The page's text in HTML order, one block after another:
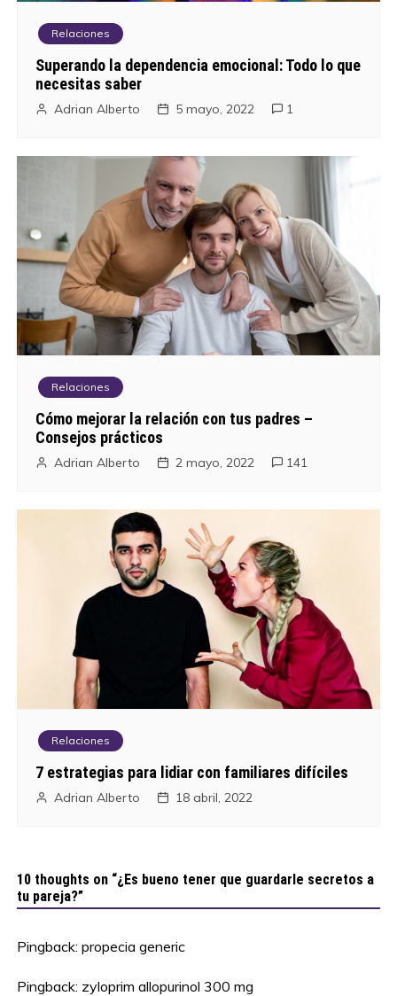
Relaciones
Superando la dependencia emocional: Todo lo que
necesitas saber
Adrian Alberto 5 mayo, 2022 1
Relaciones
Cómo mejorar la relación con tus padres –
Consejos prácticos
Adrian Alberto 2 mayo, 2022 141
Relaciones
7 estrategias para lidiar con familiares difíciles
Adrian Alberto 18 abril, 2022
10 thoughts on “¿Es bueno tener que guardarle secretos a
tu pareja?”
Pingback:propecia generic
Pingback: zyloprim allopurinol 300 mg